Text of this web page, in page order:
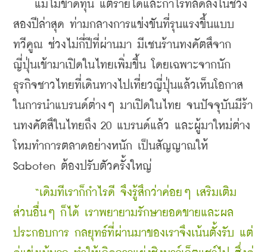
แม้ไม่ขาดทุน แต่รายได้และกำไรที่ลดลงในช่วง
สองปีล่าสุด ท่ามกลางการแข่งขันที่รุนแรงขึ้นแบบ
ทวีคูณ ช่วงไม่กี่ปีที่ผ่านมา มีเชนร้านทงคัตสึจาก
ญี่ปุ่นเข้ามาเปิดในไทยเพิ่มขึ้น โดยเฉพาะจากนัก
ธุรกิจชาวไทยที่เดินทางไปเที่ยวญี่ปุ่นแล้วเห็นโอกาส
ในการนำแบรนด์ต่างๆ มาเปิดในไทย จนปัจจุบันมีร้า
นทงคัตสึในไทยถึง 20 แบรนด์แล้ว และผู้มาใหม่ต่าง
โหมทำการตลาดอย่างหนัก เป็นสัญญาณให้
Saboten ต้องปรับตัวครั้งใหญ่
“เดิมทีเราก็กำไรดี จึงรู้สึกว่าค่อยๆ เสริมเติม
ส่วนอื่นๆ ก็ได้ เราพยายามรักษายอดขายและผล
ประกอบการ กลยุทธ์ที่ผ่านมาของเราจึงเน้นตั้งรับ แต่